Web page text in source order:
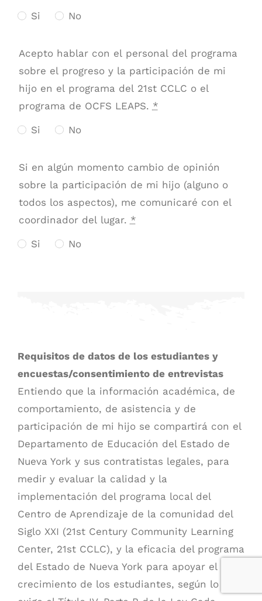
Si No
Acepto hablar con el personal del programa
sobre el progreso y la participación de mi
hijo en el programa del 21st CCLC o el
programa de OCFS LEAPS. *
Si No
Si en algún momento cambio de opinión
sobre la participación de mi hijo (alguno o
todos los aspectos), me comunicaré con el
coordinador del lugar. *
Si No
Requisitos de datos de los estudiantes y
encuestas/consentimiento de entrevistas
Entiendo que la información académica, de
comportamiento, de asistencia y de
participación de mi hijo se compartirá con el
Departamento de Educación del Estado de
Nueva York y sus contratistas legales, para
medir y evaluar la calidad y la
implementación del programa local del
Centro de Aprendizaje de la comunidad del
Siglo XXI (21st Century Community Learning
Center, 21st CCLC), y la eficacia del programa
del Estado de Nueva York para apoyar el
crecimiento de los estudiantes, según lo